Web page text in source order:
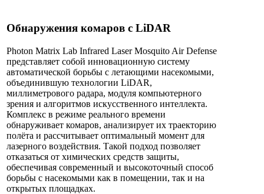
Обнаружения комаров с LiDAR
Photon Matrix Lab Infrared Laser Mosquito Air Defense
представляет собой инновационную систему
автоматической борьбы с летающими насекомыми,
объединившую технологии LiDAR,
миллиметрового радара, модуля компьютерного
зрения и алгоритмов искусственного интеллекта.
Комплекс в режиме реального времени
обнаруживает комаров, анализирует их траекторию
полёта и рассчитывает оптимальный момент для
лазерного воздействия. Такой подход позволяет
отказаться от химических средств защиты,
обеспечивая современный и высокоточный способ
борьбы с насекомыми как в помещении, так и на
открытых площадках.